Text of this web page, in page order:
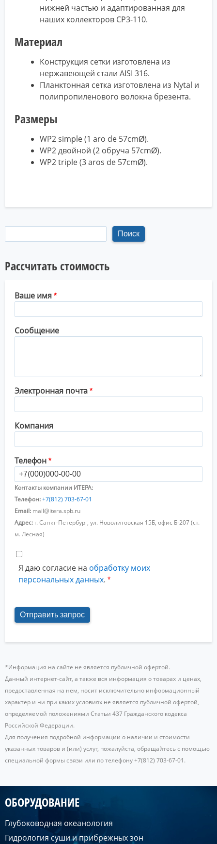
нижней частью и адаптированная для
наших коллекторов CP3-110.
Материал
Конструкция сетки изготовлена из
нержавеющей стали AISI 316.
Планктонная сетка изготовлена из Nytal и
полипропиленового волокна брезента.
Размеры
WP2 simple (1 aro de 57cmØ).
WP2 двойной (2 обруча 57cmØ).
WP2 triple (3 aros de 57cmØ).
Рассчитать стоимость
Ваше имя
Сообщение
Электронная почта
Компания
Телефон
Контакты компании ИТЕРА:
Телефон:+7(812) 703-67-01
Email: mail@itera.spb.ru
Адрес: г. Санкт-Петербург, ул. Новолитовская 15Б, офис Б-207 (ст.
м. Лесная)
Я даю согласие на обработку моих
персональных данных.
*Информация на сайте не является публичной офертой.
Данный интернет-сайт, а также вся информация о товарах и ценах,
предоставленная на нём, носит исключительно информационный
характер и ни при каких условиях не является публичной офертой,
определяемой положениями Статьи 437 Гражданского кодекса
Российской Федерации.
Для получения подробной информации о наличии и стоимости
указанных товаров и (или) услуг, пожалуйста, обращайтесь с помощью
специальной формы связи или по телефону +7(812) 703-67-01.
ОБОРУДОВАНИЕ
Глубоководная океанология
Гидрология суши и прибрежных зон